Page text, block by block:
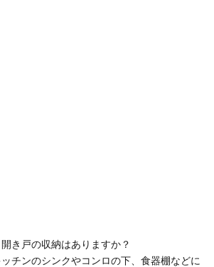
き戸の収納はありますか？
チンのシンクやコンロの下、食器棚などに